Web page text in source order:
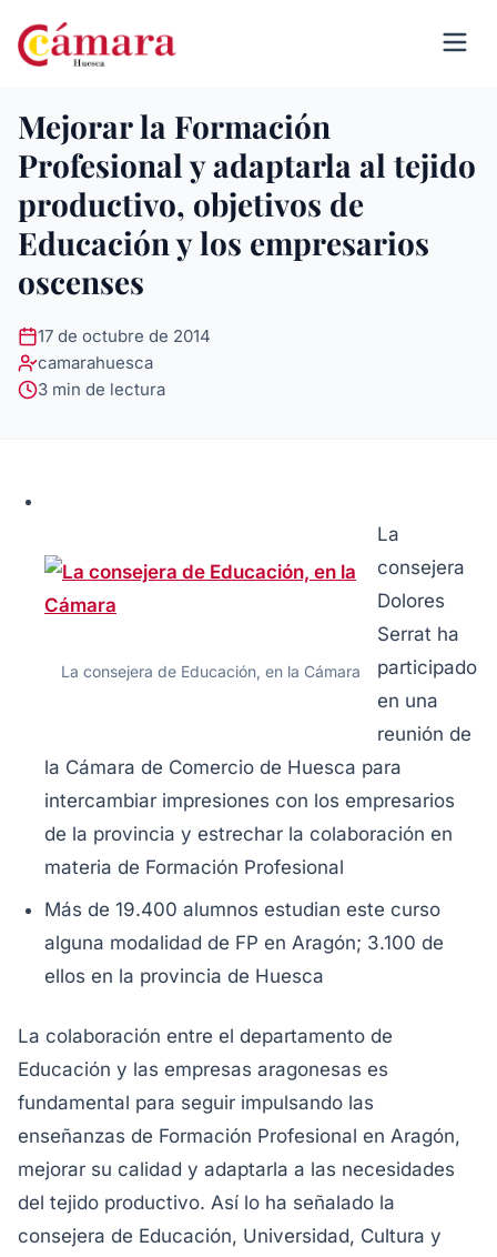
Mejorar la Formación
Profesional y adaptarla al tejido
productivo, objetivos de
Educación y los empresarios
oscenses
17 de octubre de 2014
camarahuesca
3 min de lectura
La consejera de Educación, en la Cámara
La
consejera
Dolores
Serrat ha
participado
en una
reunión de
la Cámara de Comercio de Huesca para
intercambiar impresiones con los empresarios
de la provincia y estrechar la colaboración en
materia de Formación Profesional
Más de 19.400 alumnos estudian este curso
alguna modalidad de FP en Aragón; 3.100 de
ellos en la provincia de Huesca
La colaboración entre el departamento de
Educación y las empresas aragonesas es
fundamental para seguir impulsando las
enseñanzas de Formación Profesional en Aragón,
mejorar su calidad y adaptarla a las necesidades
del tejido productivo. Así lo ha señalado la
consejera de Educación, Universidad, Cultura y